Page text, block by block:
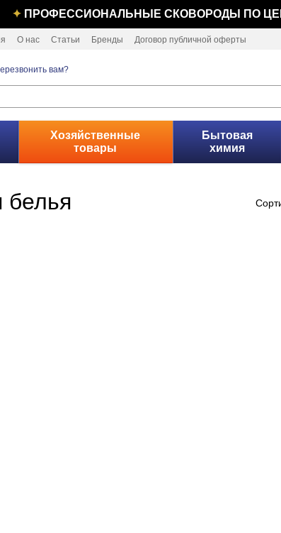
✦ ПРОФЕССИОНАЛЬНЫЕ СКОВОРОДЫ ПО
О нас Статьи Бренды Договор публичной оферты
вам?
Хозяйственные
товары
Бытовая
химия